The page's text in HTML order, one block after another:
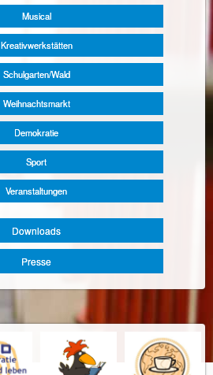
Musical
Kreativwerkstätten
Schulgarten/Wald
Weihnachtsmarkt
Demokratie
Sport
Veranstaltungen
Downloads
Presse